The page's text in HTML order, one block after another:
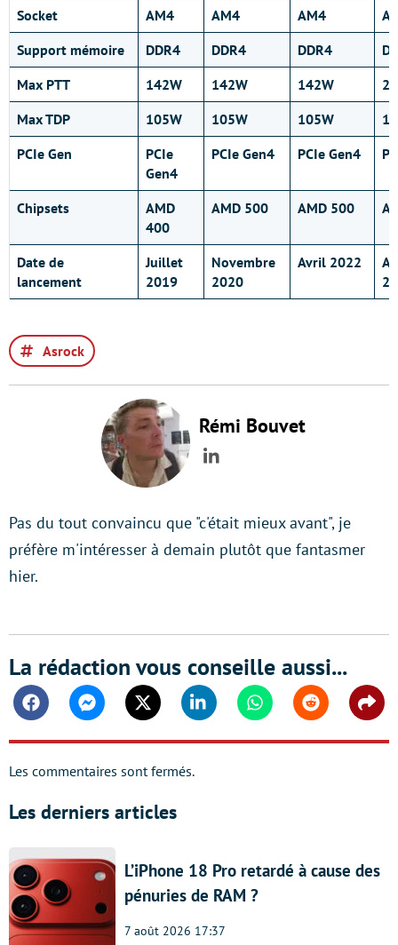
Socket AM4 AM4 AM4
Support mémoire
DDR4 DDR4 DDR4
Max PTT
142W 142W 142W
Max TDP
105W 105W 105W
PCIe Gen
PCIe
Gen4
PCIe Gen4 PCIe Gen4
Chipsets
AMD
400
AMD 500 AMD 500
Date de
lancement
Juillet
2019
Novembre
2020
Avril 2022
Asrock
Rémi Bouvet
LinkedIn
Pas du tout convaincu que "c'était mieux avant", je
préfère m'intéresser à demain plutôt que fantasmer
hier.
La rédaction vous conseille aussi...
FacebookMessengerTwitter Linkedin WhatsappReddit
Les commentaires sont fermés.
Les derniers articles
L’iPhone 18 Pro retardé à cause des
pénuries de RAM ?
7 août 2026 17:37